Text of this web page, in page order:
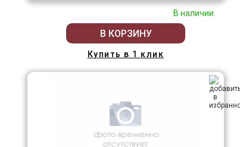
В наличии
В КОРЗИНУ
Купить в 1 клик